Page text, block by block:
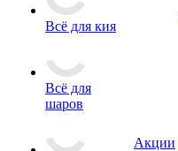
Всё для кия
Всё для
шаров
Акции